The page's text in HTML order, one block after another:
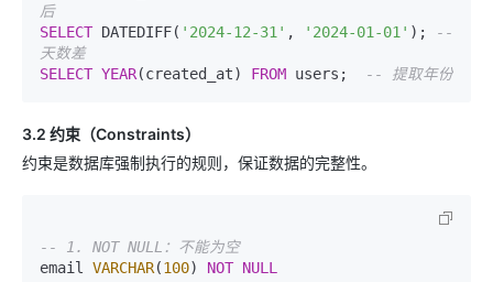
后
SELECT DATEDIFF( '2024-12-31' , '2024-01-01' );
--
天数差
SELECT YEAR(created_at) FROM users; -- 提取年份
3.2 约束（Constraints）
约束是数据库强制执行的规则，保证数据的完整性。
-- 1. NOT NULL：不能为空
email VARCHAR(100) NOT NULL